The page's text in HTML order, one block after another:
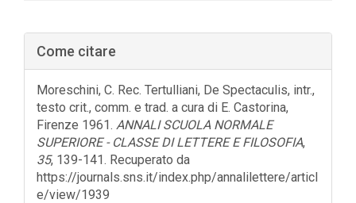
Barra
laterale
dell'articolo
Come citare
Moreschini, C. Rec. Tertulliani, De Spectaculis, intr.,
testo crit., comm. e trad. a cura di E. Castorina,
Firenze 1961. ANNALI SCUOLA NORMALE
SUPERIORE - CLASSE DI LETTERE E FILOSOFIA,
35, 139-141. Recuperato da
https://journals.sns.it/index.php/annalilettere/articl
e/view/1939